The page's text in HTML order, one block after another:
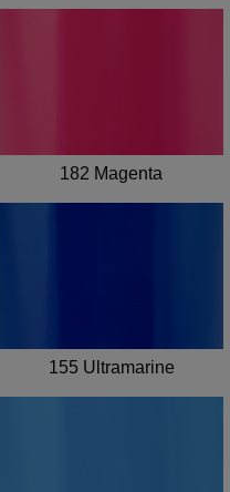
182 Magenta
155 Ultramarine